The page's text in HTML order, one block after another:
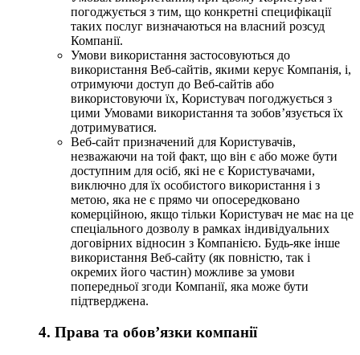
погоджується з тим, що конкретні специфікації
таких послуг визначаються на власний розсуд
Компанії.
Умови використання застосовуються до
використання Веб-сайтів, якими керує Компанія, і,
отримуючи доступ до Веб-сайтів або
використовуючи їх, Користувач погоджується з
цими Умовами використання та зобов’язується їх
дотримуватися.
Веб-сайт призначений для Користувачів,
незважаючи на той факт, що він є або може бути
доступним для осіб, які не є Користувачами,
виключно для їх особистого використання і з
метою, яка не є прямо чи опосередковано
комерційною, якщо тільки Користувач не має на це
спеціального дозволу в рамках індивідуальних
договірних відносин з Компанією. Будь-яке інше
використання Веб-сайту (як повністю, так і
окремих його частин) можливе за умови
попередньої згоди Компанії, яка може бути
підтверджена.
4. Права та обов’язки компанії